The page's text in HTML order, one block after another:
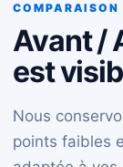
COMPARAISON
Avant /
est
Nous
points faibles